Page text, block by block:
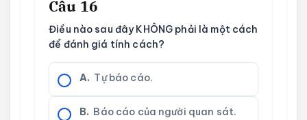
Câu 16
Điều nào sau đây KHÔNG phải là một cách
để đánh giá tính cách?
A. Tự báo cáo.
B. Báo cáo của người quan sát.